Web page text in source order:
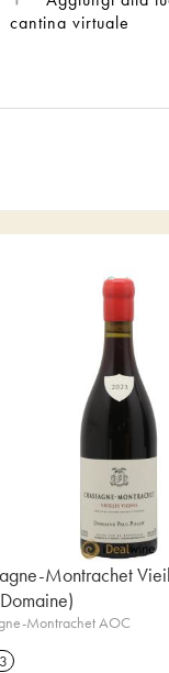
cantina virtuale
Montrachet
Montrachet AOC